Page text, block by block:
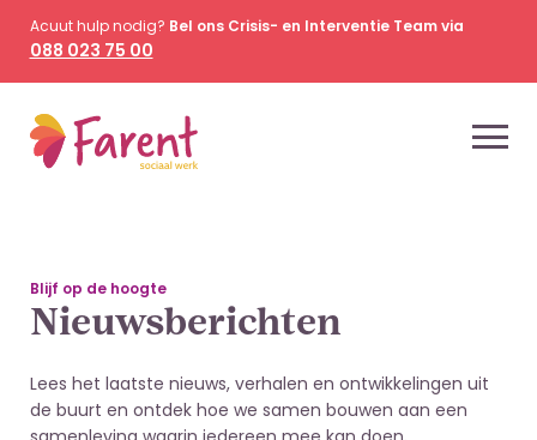
Acuut hulp nodig? Bel ons Crisis- en Interventie Team via
088 023 75 00
Blijf op de hoogte
Nieuwsberichten
Lees het laatste nieuws, verhalen en ontwikkelingen uit
de buurt en ontdek hoe we samen bouwen aan een
2 juli 2026